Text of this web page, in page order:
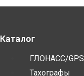
Каталог
ГЛОНАСС/GPS
Тахографы